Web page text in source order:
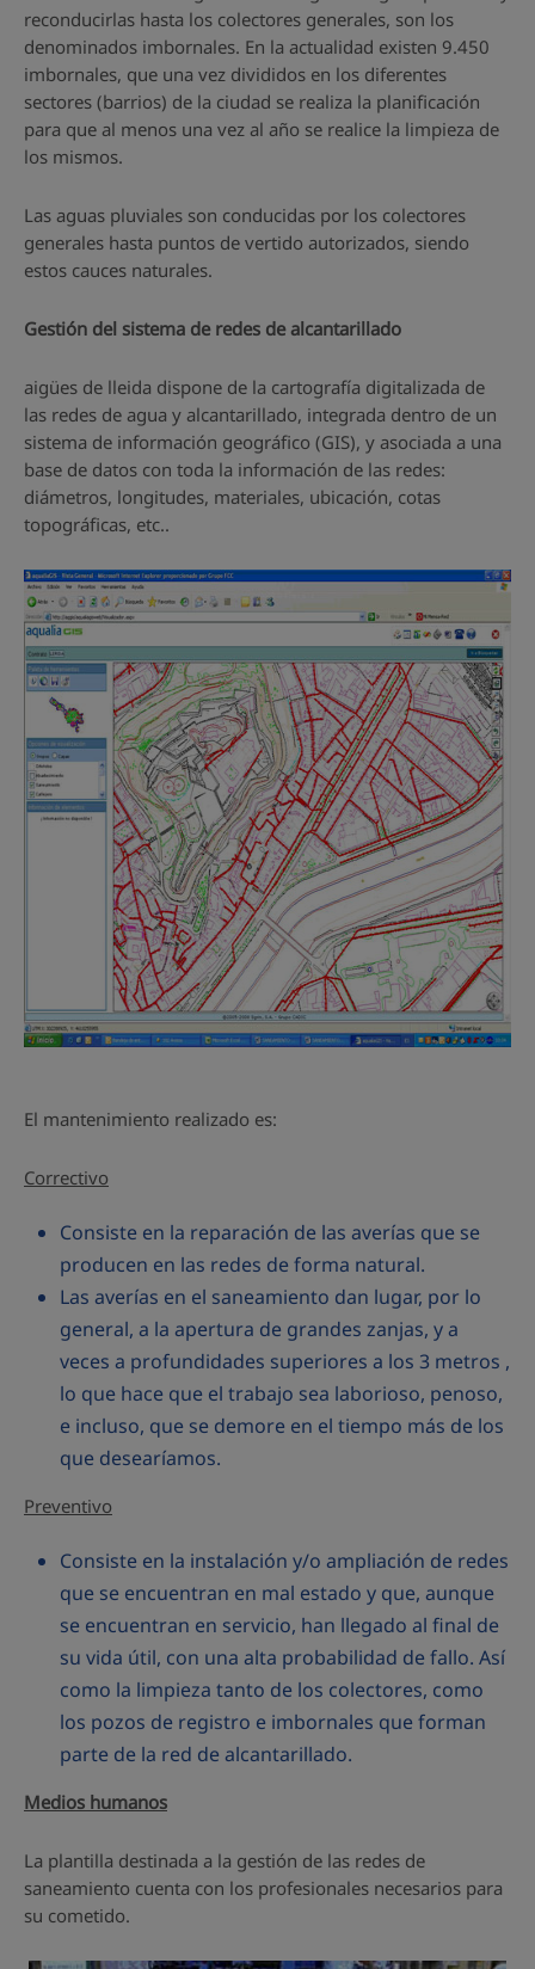
reconducirlas hasta los colectores generales, son los
denominados imbornales. En la actualidad existen 9.450
imbornales, que una vez divididos en los diferentes
sectores (barrios) de la ciudad se realiza la planificación
para que al menos una vez al año se realice la limpieza de
los mismos.
Las aguas pluviales son conducidas por los colectores
generales hasta puntos de vertido autorizados, siendo
estos cauces naturales.
Gestión del sistema de redes de alcantarillado
aigües de lleida dispone de la cartografía digitalizada de
las redes de agua y alcantarillado, integrada dentro de un
sistema de información geográfico (GIS), y asociada a una
base de datos con toda la información de las redes:
diámetros, longitudes, materiales, ubicación, cotas
topográficas, etc..
El mantenimiento realizado es:
Correctivo
Consiste en la reparación de las averías que se
producen en las redes de forma natural.
Las averías en el saneamiento dan lugar, por lo
general, a la apertura de grandes zanjas, y a
veces a profundidades superiores a los 3 metros ,
lo que hace que el trabajo sea laborioso, penoso,
e incluso, que se demore en el tiempo más de los
que desearíamos.
Preventivo
Consiste en la instalación y/o ampliación de redes
que se encuentran en mal estado y que, aunque
se encuentran en servicio, han llegado al final de
su vida útil, con una alta probabilidad de fallo. Así
como la limpieza tanto de los colectores, como
los pozos de registro e imbornales que forman
parte de la red de alcantarillado.
Medios humanos
La plantilla destinada a la gestión de las redes de
saneamiento cuenta con los profesionales necesarios para
su cometido.